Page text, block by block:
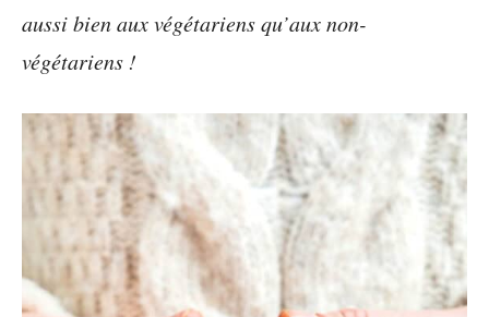
aussi bien aux végétariens qu’aux non-
végétariens !